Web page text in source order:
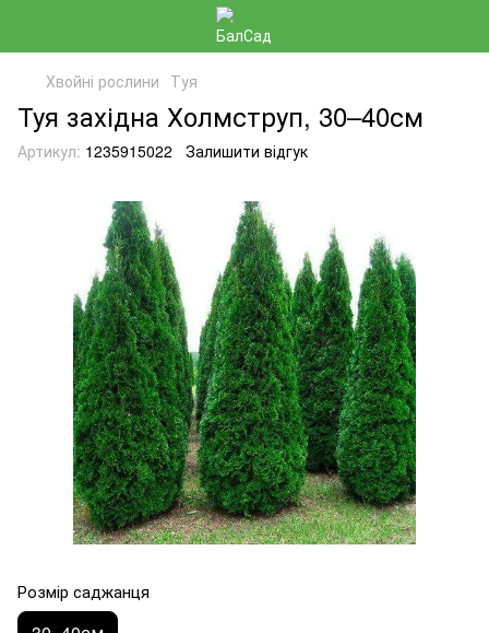
Хвойні рослини Туя
Туя західна Холмструп, 30–40см
Артикул: 1235915022 Залишити відгук
Розмір саджанця